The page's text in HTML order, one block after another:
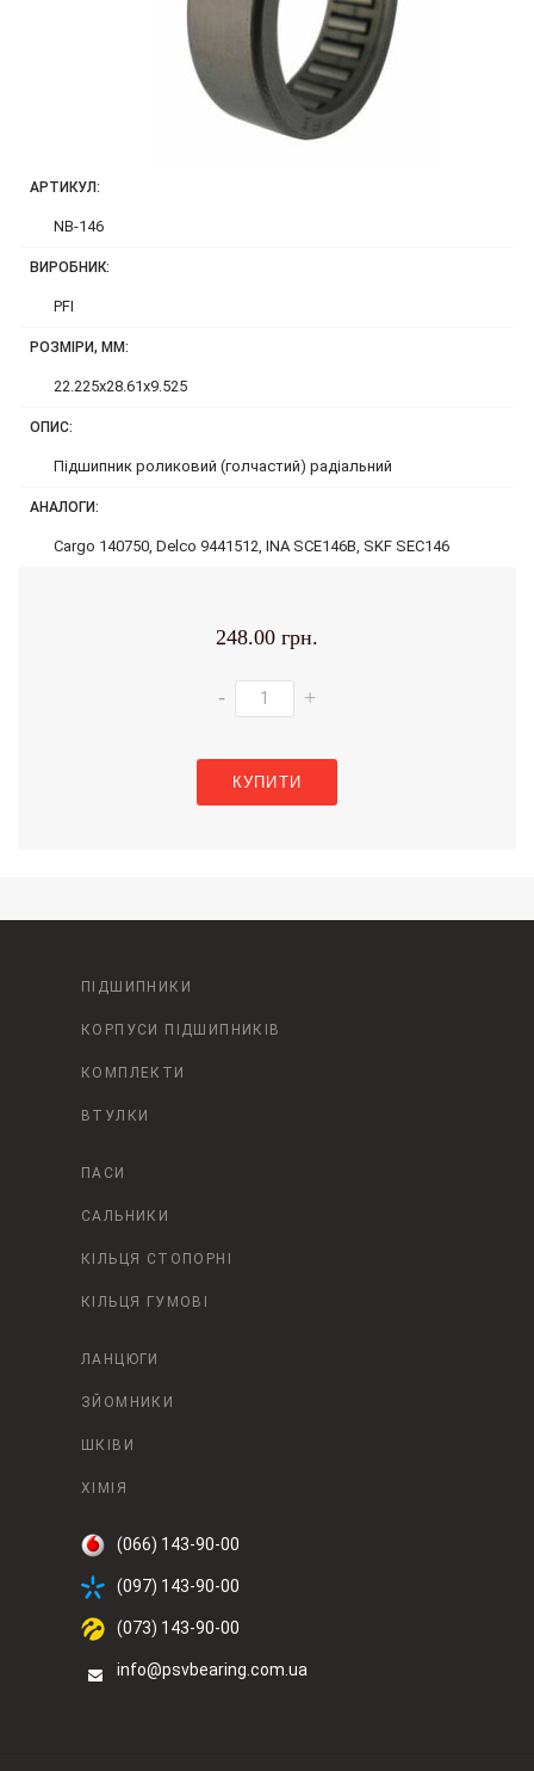
АРТИКУЛ:
NB-146
ВИРОБНИК:
PFI
РОЗМІРИ, ММ:
22.225x28.61x9.525
ОПИС:
Підшипник роликовий (голчастий) радіальний
АНАЛОГИ:
Cargo 140750, Delco 9441512, INA SCE146B, SKF SEC146
248.00 грн.
- +
КУПИТИ
ПІДШИПНИКИ
КОРПУСИ ПІДШИПНИКІВ
КОМПЛЕКТИ
ВТУЛКИ
ПАСИ
САЛЬНИКИ
КІЛЬЦЯ СТОПОРНІ
КІЛЬЦЯ ГУМОВІ
ЛАНЦЮГИ
ЗЙОМНИКИ
ШКІВИ
ХІМІЯ
(066) 143-90-00
(097) 143-90-00
(073) 143-90-00
info@psvbearing.com.ua